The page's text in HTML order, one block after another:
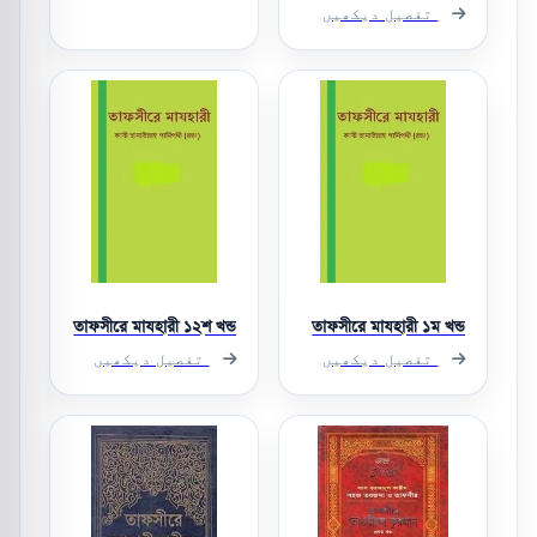
تفصیل دیکھیں
তাফসীরে মাযহারী ১ম খন্ড
تفصیل دیکھیں
তাফসীরে মাযহারী ১২শ খন্ড
تفصیل دیکھیں